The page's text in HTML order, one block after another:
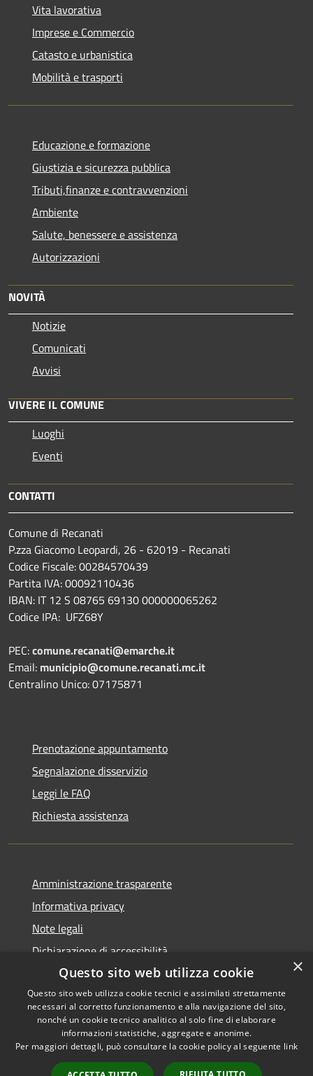
Vita lavorativa
Imprese e Commercio
Catasto e urbanistica
Mobilità e trasporti
Educazione e formazione
Giustizia e sicurezza pubblica
Tributi,finanze e contravvenzioni
Ambiente
Salute, benessere e assistenza
Autorizzazioni
NOVITÀ
Notizie
Comunicati
Avvisi
VIVERE IL COMUNE
Luoghi
Eventi
CONTATTI
Comune di Recanati
P.zza Giacomo Leopardi, 26 - 62019 - Recanati
Codice Fiscale: 00284570439
Partita IVA: 00092110436
IBAN: IT 12 S 08765 69130 000000065262
Codice IPA: UFZ68Y
PEC:comune.recanati@emarche.it
Email: municipio@comune.recanati.mc.it
Centralino Unico: 07175871
Prenotazione appuntamento
Segnalazione disservizio
Leggi le FAQ
Richiesta assistenza
Amministrazione trasparente
Informativa privacy
Note legali
Dichiarazione di accessibilità
Accessibilità
Privacy
Copyright © 2026 • Comune di
Recanati • Powered by
Municipium
Accesso
redazione
×
Questo sito web utilizza cookie
Questo sito web utilizza cookie tecnici e assimilati strettamente
necessari al corretto funzionamento e alla navigazione del sito,
nonché un cookie tecnico analitico al solo fine di elaborare
informazioni statistiche, aggregate e anonime.
Per maggiori dettagli, può consultare la cookie policy al seguente link